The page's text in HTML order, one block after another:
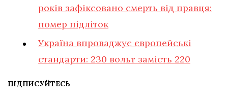
років зафіксовано смерть від правця:
помер підліток
Україна впроваджує європейські
стандарти: 230 вольт замість 220
ПІДПИСУЙТЕСЬ